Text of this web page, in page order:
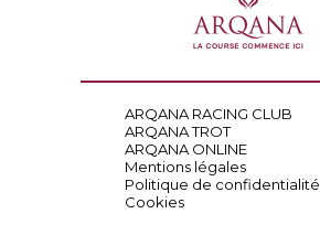
ARQANA RACING CLUB
ARQANA TROT
ARQANA ONLINE
Mentions légales
Politique de confidentialité
Cookies